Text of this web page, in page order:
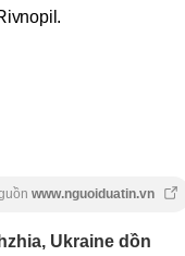
www.nguoiduatin.vn
Ukraine dồn